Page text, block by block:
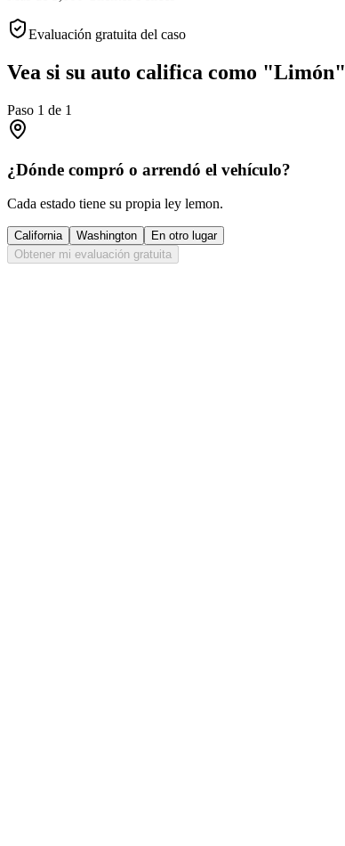
Evaluación gratuita del caso
Vea si su auto califica como "Limón"
Paso 1 de 1
¿Dónde compró o arrendó el vehículo?
Cada estado tiene su propia ley lemon.
California Washington
En otro lugar
Obtener mi evaluación gratuita